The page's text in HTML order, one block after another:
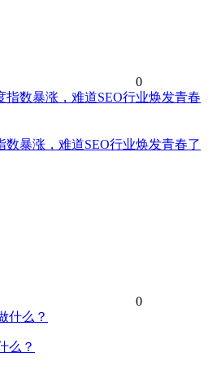
0
数暴涨，难道SEO行业焕发青春了
0
么？